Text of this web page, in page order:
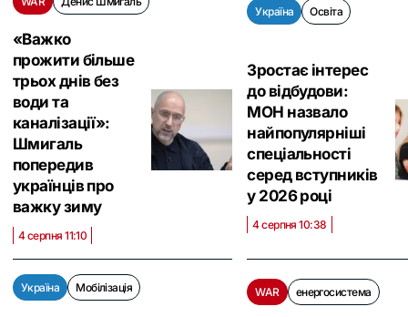
«Важко
прожити більше
трьох днів без
води та
каналізації»:
Шмигаль
попередив
українців про
важку зиму
4 серпня 11:10
Україна Освіта
Зростає інтерес
до відбудови:
МОН назвало
найпопулярніші
спеціальності
серед вступників
у 2026 році
4 серпня 10:38
Україна Мобілізація WAR енергосистема